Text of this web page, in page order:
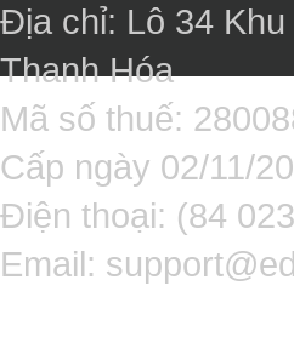
Địa chỉ: Lô 34
Thanh Hóa
Mã số thuế:
Cấp ngày 02/11/
Điện thoại: (84
Email: